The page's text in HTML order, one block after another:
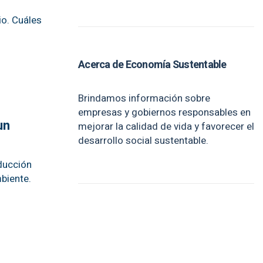
Cuáles
Acerca de Economía Sustentable
Brindamos información sobre
empresas y gobiernos responsables en
mejorar la calidad de vida y favorecer el
desarrollo social sustentable.